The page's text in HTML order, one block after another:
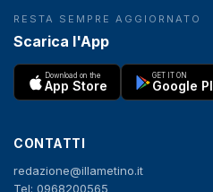
RESTA SEMPRE AGGIORNATO
Scarica l'App
Download on the
App Store
GET IT ON
Google
CONTATTI
redazione@illametino.it
Tel: 0968200565